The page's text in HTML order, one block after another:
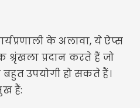
के अलावा, ये ऐप्स
श्रृंखला प्रदान करते हैं जो
उपयोगी हो सकते हैं।
हैं: